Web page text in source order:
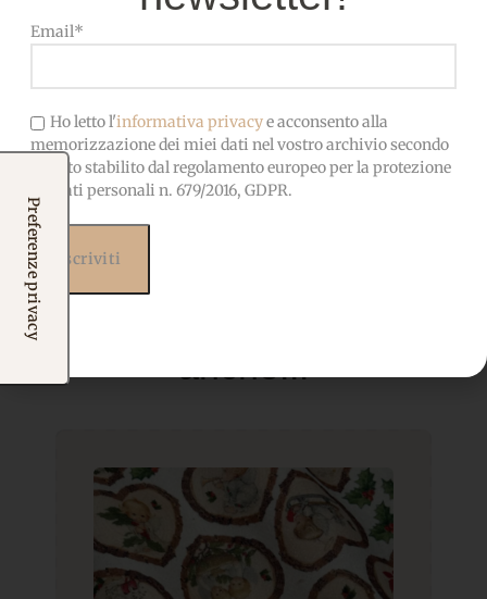
CERTIFICATO
nocive, adatto anche ai
anche...
Email*
Ho letto l'informativa privacye acconsento alla
memorizzazione dei miei dati nel vostro archivio secondo
quanto stabilito dal regolamento europeo per la protezione
dei dati personali n. 679/2016, GDPR.